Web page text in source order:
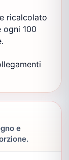
ricalcolato
ogni 100
e